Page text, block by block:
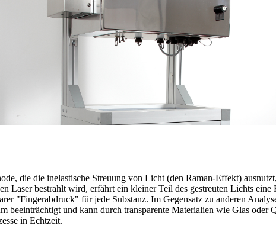
die die inelastische Streuung von Licht (den Raman-Effekt)
Laser bestrahlt wird, erfährt ein kleiner Teil des gestreuten Lichts
"Fingerabdruck" für jede Substanz. Im Gegensatz zu anderen
beeinträchtigt und kann durch transparente Materialien wie Glas
in Echtzeit.